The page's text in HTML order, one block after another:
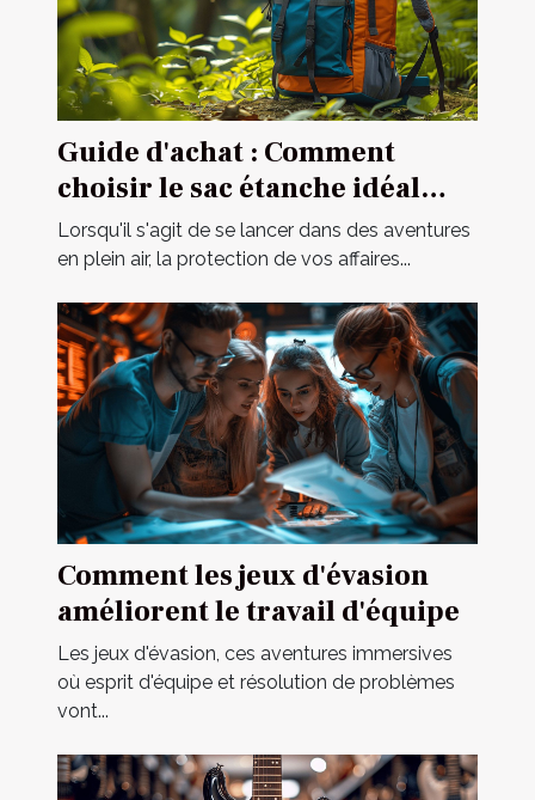
Guide d'achat : Comment
choisir le sac étanche idéal
pour vos activités ?
Lorsqu'il s'agit de se lancer dans des aventures
en plein air, la protection de vos affaires...
Comment les jeux d'évasion
améliorent le travail d'équipe
Les jeux d'évasion, ces aventures immersives
où esprit d'équipe et résolution de problèmes
vont...